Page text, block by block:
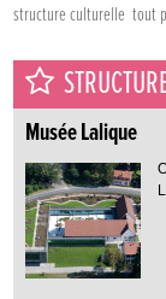
structure culturelle tout
Musée Lalique